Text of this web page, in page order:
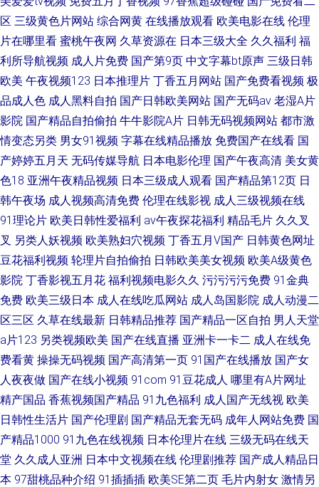
区 三级黄色片网站 综合网黄 在线播放观看 欧美电影在线 伦理
片在哪里看 蜜桃午夜网 久草资源在 日本三级大全 久久福利 福
利所导航视频 成人片免费 国产第9页 中文字幕bt原声 三级日韩
欧美 午夜视频123 日本推理片 丁香五月网站 国产免费看视频 极
品成人色 成人黑料自拍 国产日韩欧美网站 国产无码av 老湿A片
影院 国产精品自拍偷拍 牛牛影院A片 日韩无码视频网站 都市激
情变态另类 男女91视频 字幕在线精品播放 免费国产在线看 国
产婷婷五月天 无码传媒导航 日本电影伦理 国产午夜高清 美女黄
色18 亚洲午夜精品视频 日本三级成人观看 国产精品第12页 日
韩午夜场 成人视频高清免费 伦理在线影视 成人三级视频在线
91理论片 欧美日韩性爱福利 av午夜探花福利 精品毛片 久久叉
叉 另类人妖视频 欧美熟妇穴视频 丁香五月V国产 日韩黄色网址
豆花福利视频 轮理片自拍偷拍 日韩欧美美女视频 欧美A级黄色
影院 丁香影视五月花 福利视频电影久久 污污污污免费 91金典
免费 欧美三级日本 成人在线吃瓜网站 成人岛国影院 成人动漫二
区三区 久草在线最新 日韩精品推荐 国产精品一区自拍 男人天堂
a片123 另类视频欧美 国产在线直播 亚洲卡一卡二 成人在线免
费看黄 操操无码视频 国产高清第一页 91国产在线播放 国产女
人夜夜做 国产在线小视频 91com 91豆花成人 哪里有A片网址
精产国品 香蕉视频国产精品 91九色福利 成人国产无线视 欧美
日韩性生活片 国产伦理剧 国产精品无套无码 成年人网站免费 国
产精品1000 91九色在线视频 日本伦理片在线 三级无码在线天
堂 久久成人亚洲 日本中文视频在线 伦理剧推荐 国产成人精品日
本 97甜桃品种介绍 91插插插 欧美SE第二页 毛片内射女 激情另